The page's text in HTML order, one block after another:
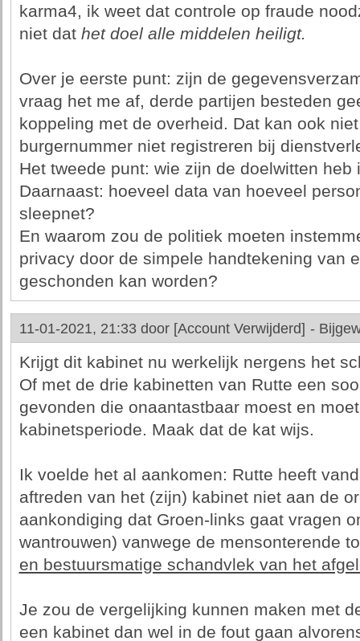
karma4, ik weet dat controle op fraude
niet dat het doel alle middelen heiligt.
Over je eerste punt: zijn de
vraag het me af, derde partijen besteden
koppeling met de overheid. Dat kan ook
burgernummer niet registreren bij
Het tweede punt: wie zijn de doelwitten heb
Daarnaast: hoeveel data van hoeveel
sleepnet?
En waarom zou de politiek moeten
privacy door de simpele handtekening van
geschonden kan worden?
11-01-2021, 21:33 door [Account Verwijderd] -
Krijgt dit kabinet nu werkelijk nergens het
Of met de drie kabinetten van Rutte een
gevonden die onaantastbaar moest en
kabinetsperiode. Maak dat de kat wijs.
Ik voelde het al aankomen: Rutte heeft
aftreden van het (zijn) kabinet niet aan de
aankondiging dat Groen-links gaat vragen
wantrouwen) vanwege de mensonterende
en bestuursmatige schandvlek van het
Je zou de vergelijking kunnen maken met
een kabinet dan wel in de fout gaan